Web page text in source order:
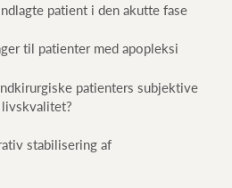
patient i den akutte fase
til patienter med apopleksi
patienters subjektive
stabilisering af